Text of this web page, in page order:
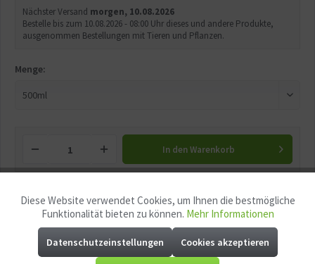
Nächster Versand morgen, 10.08.2026
Bestelle bis zum 10.08.2026 - 08:00 Uhr dieses und andere Produkte,
ausgenommen Bestellungen mit Tieren und Pflanzen.
Menge:
In den Warenkorb
Artikel-Nr.:
GG10656.1
710270146369
Mindestabnahme:
1
Funktionale Aktiv
Marketing Aktiv
Diese Website verwendet Cookies, um Ihnen die bestmögliche
Funktionalität bieten zu können. Mehr Informationen
Datenschutzeinstellungen Cookies akzeptieren